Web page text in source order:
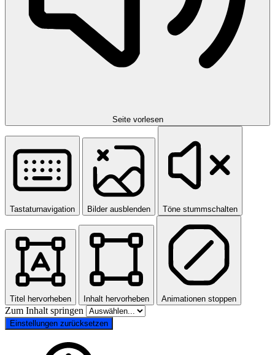
Seite vorlesen
Tastaturnavigation Bilder ausblenden Töne stummschalten
Titel hervorheben Inhalt hervorheben Animationen stoppen
Zum Inhalt springen
Einstellungen zurücksetzen